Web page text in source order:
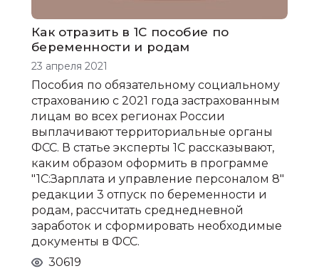
Как отразить в 1С пособие по
беременности и родам
23 апреля 2021
Пособия по обязательному социальному
страхованию с 2021 года застрахованным
лицам во всех регионах России
выплачивают территориальные органы
ФСС. В статье эксперты 1С рассказывают,
каким образом оформить в программе
"1С:Зарплата и управление персоналом 8"
редакции 3 отпуск по беременности и
родам, рассчитать среднедневной
заработок и сформировать необходимые
документы в ФСС.
30619